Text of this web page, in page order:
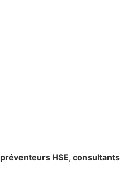
préventeurs HSE, consultants